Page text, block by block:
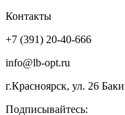
Контакты
+7 (391) 20-40-666
info@lb-opt.ru
г.Красноярск, ул. 26
Подписывайтесь: